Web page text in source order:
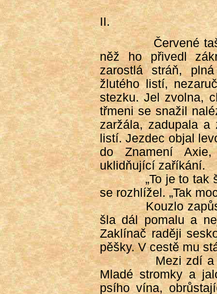
II.
Červené
něž ho přivedl
zarostlá stráň,
žlutého listí,
stezku. Jel zvolna,
třmeni se snažil
zaržála, zadupala a
listí. Jezdec objal
do Znamení
uklidňující zaříkání.
„To je to tak
se rozhlížel. „Tak
Kouzlo
šla dál pomalu a
Zaklínač raději
pěšky. V cestě mu
Mezi zdí a
Mladé stromky a
psího vína,